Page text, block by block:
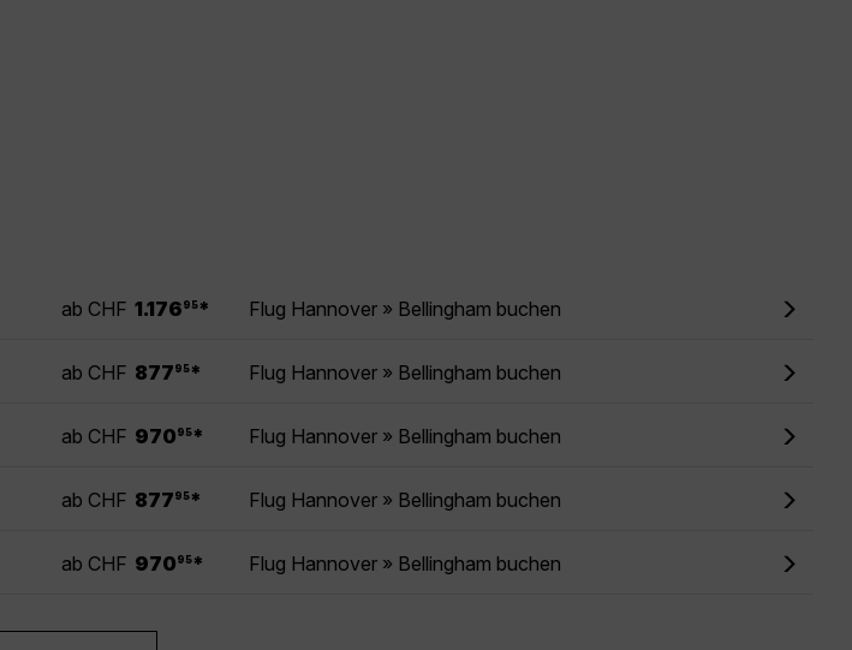
ab CHF 1.176 95 * Flug Hannover » Bellingham buchen
ab CHF 877 95 * Flug Hannover » Bellingham buchen
ab CHF 970 95 * Flug Hannover » Bellingham buchen
ab CHF 877 95 * Flug Hannover » Bellingham buchen
ab CHF 970 95 * Flug Hannover » Bellingham buchen